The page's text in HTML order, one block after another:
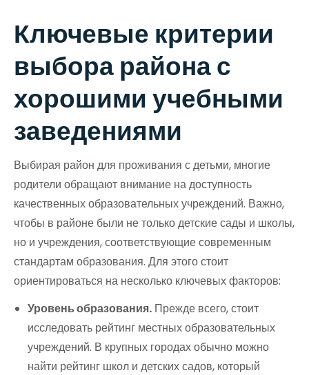
Ключевые критерии
выбора района с
хорошими учебными
заведениями
Выбирая район для проживания с детьми, многие
родители обращают внимание на доступность
качественных образовательных учреждений. Важно,
чтобы в районе были не только детские сады и школы,
но и учреждения, соответствующие современным
стандартам образования. Для этого стоит
ориентироваться на несколько ключевых факторов:
Уровень образования. Прежде всего, стоит
исследовать рейтинг местных образовательных
учреждений. В крупных городах обычно можно
найти рейтинг школ и детских садов, который